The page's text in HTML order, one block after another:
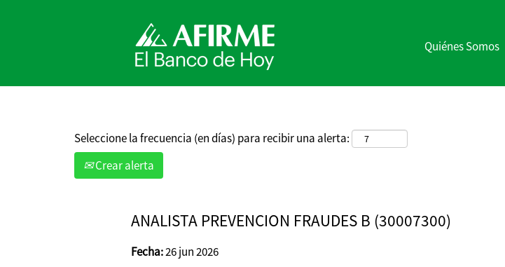
Quiénes Somos
Buscar por palabra clave
Seleccione la frecuencia (en días) para recibir una alerta:
Crear alerta
ANALISTA PREVENCION FRAUDES B (30007300)
Fecha:26 jun 2026